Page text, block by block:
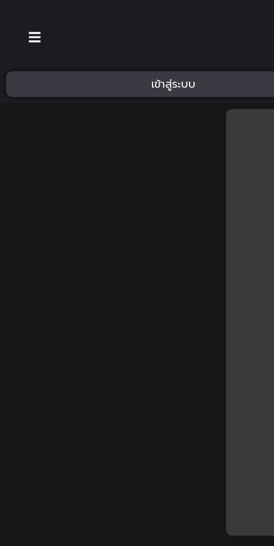
เข้าสู่ระบบ